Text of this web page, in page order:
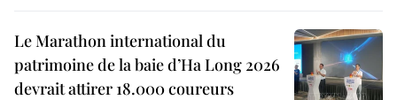
Le Marathon international du
patrimoine de la baie d’Ha Long 2026
devrait attirer 18.000 coureurs